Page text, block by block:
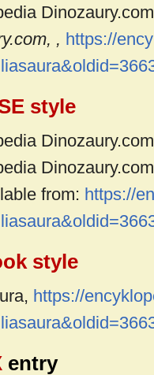
, https://
style
from: https://
style
https://
entry